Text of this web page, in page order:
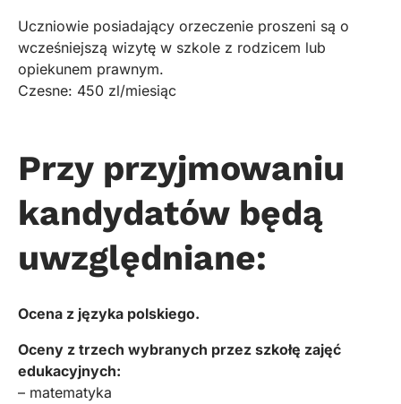
Uczniowie posiadający orzeczenie proszeni są o
wcześniejszą wizytę w szkole z rodzicem lub
opiekunem prawnym.
Czesne: 450 zl/miesiąc
Przy przyjmowaniu
kandydatów będą
uwzględniane:
Ocena z języka polskiego.
Oceny z trzech wybranych przez szkołę zajęć
edukacyjnych:
– matematyka